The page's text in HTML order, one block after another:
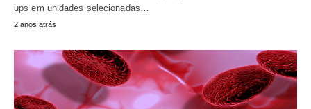
ups em unidades selecionadas…
2 anos atrás